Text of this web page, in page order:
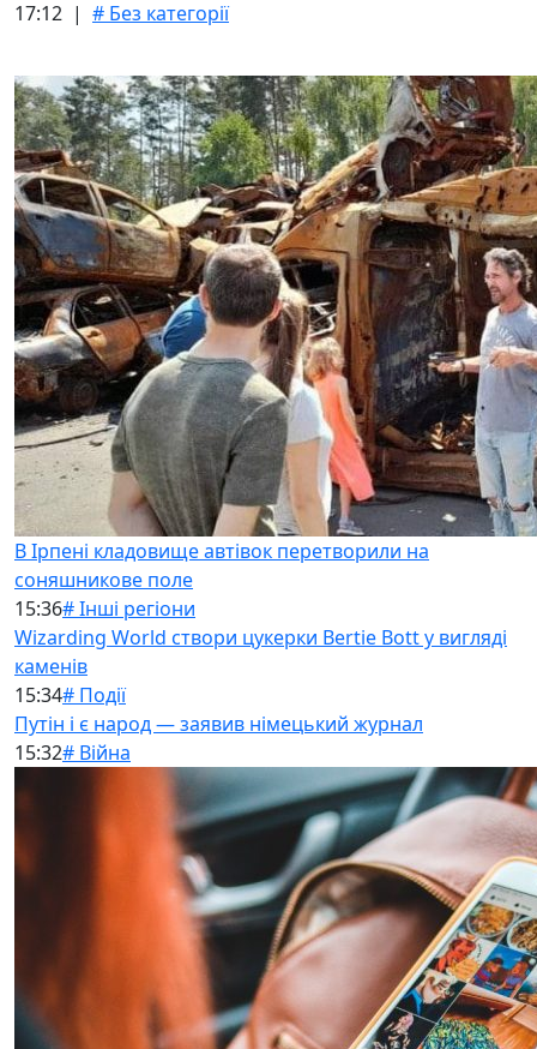
17:12 | # Без категорії
В Ірпені кладовище автівок перетворили на
соняшникове поле
15:36# Інші регіони
Wizarding World створи цукерки Bertie Bott у вигляді
каменів
15:34# Події
Путін і є народ — заявив німецький журнал
15:32# Війна